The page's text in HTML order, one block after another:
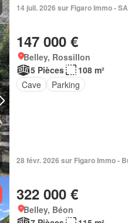
14 juil. 2026 sur Figaro Immo -
147 000 €
Belley, Rossillon
5 Pièces
108 m²
Cave
Parking
28 févr. 2026 sur Figaro Immo -
322 000 €
Belley, Béon